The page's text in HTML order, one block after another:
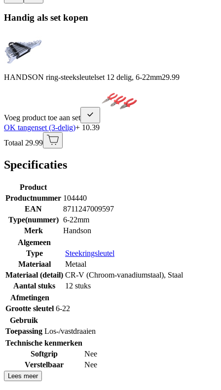
Handig als set kopen
HANDSON ring-steeksleutelset 12 delig, 6-22mm29.99
Voeg product toe aan set
OK tangenset (3-delig)+ 10.39
Totaal 29.99
Specificaties
Product
Productnummer 104440
EAN
8711247009597
Type(nummer) 6-22mm
Merk
Handson
Algemeen
Type
Steekringsleutel
Materiaal
Metaal
Materiaal (detail) CR-V (Chroom-vanadiumstaal), Staal
Aantal stuks
12 stuks
Afmetingen
Grootte sleutel 6-22
Gebruik
Toepassing Los-/vastdraaien
Technische kenmerken
Softgrip
Nee
Verstelbaar
Nee
Lees meer